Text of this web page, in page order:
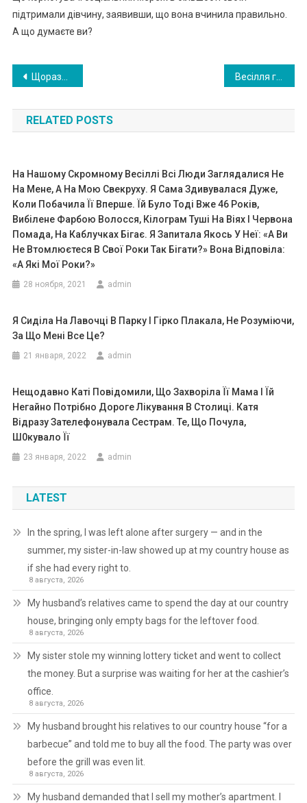
підтримали дівчину, заявивши, що вона вчинила правильно.
А що думаєте ви?
Навигация
по
записям
Щоразу, коли свекруха приїжджала до нас у гості – одразу бігла приймати ванну. Але після одного випадку вона забула про це назавжди
RELATED POSTS
На Нашому Скромному Весіллі Всі Люди Заглядалися Не
На Мене, А На Мою Свекруху. Я Сама Здивувалася Дуже,
Коли Побачила Її Вперше. Їй Було Тоді Вже 46 Років,
Вибілене Фарбою Волосся, Кілограм Туші На Віях І Червона
Помада, На Каблучках Бігає. Я Запитала Якось У Неї: «А Ви
Не Втомлюєтеся В Свої Роки Так Бігати?» Вона Відповіла:
«А Які Мої Роки?»
28 ноября, 2021 admin
Я Сиділа На Лавочці В Парку І Гірко Плакала, Не Розуміючи,
За Що Мені Все Це?
21 января, 2022 admin
Нещодавно Каті Повідомили, Що Захворіла Її Мама І Їй
Негайно Потрібно Дороге Лікування В Столиці. Катя
Відразу Зателефонувала Сестрам. Те, Що Почула,
Ш0кувало Її
23 января, 2022 admin
LATEST
In the spring, I was left alone after surgery — and in the
summer, my sister-in-law showed up at my country house as
if she had every right to.
8 августа, 2026
My husband’s relatives came to spend the day at our country
house, bringing only empty bags for the leftover food.
8 августа, 2026
My sister stole my winning lottery ticket and went to collect
the money. But a surprise was waiting for her at the cashier’s
office.
8 августа, 2026
My husband brought his relatives to our country house “for a
barbecue” and told me to buy all the food. The party was over
before the grill was even lit.
8 августа, 2026
My husband demanded that I sell my mother’s apartment. I